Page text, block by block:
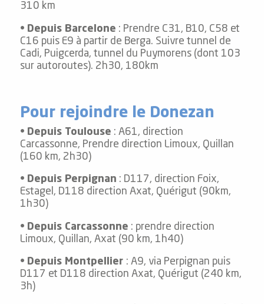
310 km
• Depuis Barcelone : Prendre C31, B10, C58 et
C16 puis E9 à partir de Berga. Suivre tunnel de
Cadi, Puigcerda, tunnel du Puymorens (dont 103
sur autoroutes). 2h30, 180km
Pour rejoindre le Donezan
• Depuis Toulouse : A61, direction
Carcassonne, Prendre direction Limoux, Quillan
(160 km, 2h30)
• Depuis Perpignan : D117, direction Foix,
Estagel, D118 direction Axat, Quérigut (90km,
1h30)
• Depuis Carcassonne : prendre direction
Limoux, Quillan, Axat (90 km, 1h40)
• Depuis Montpellier : A9, via Perpignan puis
D117 et D118 direction Axat, Quérigut (240 km,
3h)